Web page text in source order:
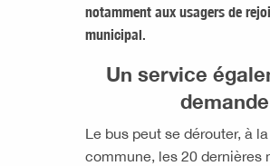
notamment aux usagers de
municipal.
Un service
Le bus peut se dérouter, à
commune, les 20 dernières